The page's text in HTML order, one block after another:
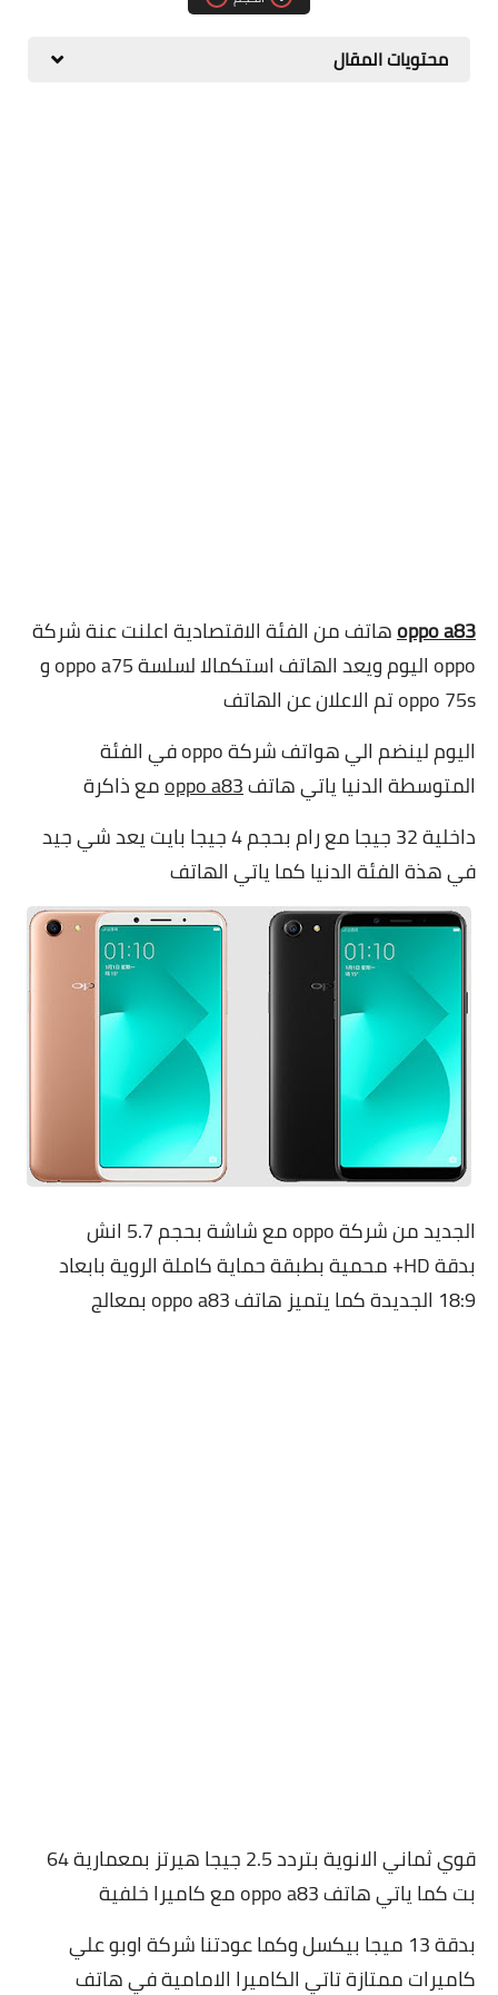
محتويات المقال
oppo a83هاتف من الفئة الاقتصادية اعلنت عنة شركة
oppo اليوم ويعد الهاتف استكمالا لسلسة oppo a75 و
oppo 75s تم الاعلان عن الهاتف
اليوم لينضم الي هواتف شركة oppo في الفئة
المتوسطة الدنيا ياتي هاتفoppo a83مع ذاكرة
داخلية 32 جيجا مع رام بحجم 4 جيجا بايت يعد شي جيد
في هذة الفئة الدنيا كما ياتي الهاتف
الجديد من شركة oppo مع شاشة بحجم 5.7 انش
بدقةHD+ محمية بطبقة حماية كاملة
الروية بابعاد
18:9 الجديدة كما يتميز هاتف oppo a83 بمعالج
قوي ثماني الانوية بتردد 2.5 جيجا هيرتز بمعمارية 64
بت كما ياتي هاتف oppo a83 مع كاميرا خلفية
بدقة 13 ميجا بيكسل وكما عودتنا شركة اوبو علي
كاميرات ممتازة تاتي الكاميرا الامامية في هاتف